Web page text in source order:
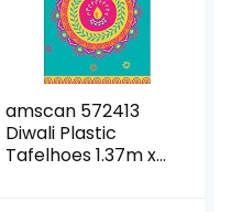
amscan 572413
Diwali Plastic
Tafelhoes 1.37m x